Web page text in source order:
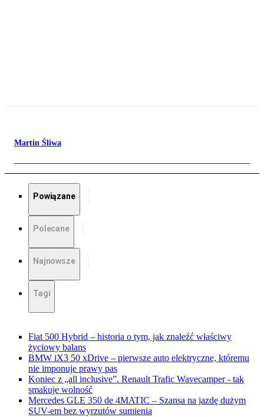
Martin Śliwa
Powiązane
Polecane
Najnowsze
Tagi
Fiat 500 Hybrid – historia o tym, jak znaleźć właściwy
życiowy balans
BMW iX3 50 xDrive – pierwsze auto elektryczne, któremu
nie imponuje prawy pas
Koniec z „all inclusive”. Renault Trafic Wavecamper - tak
smakuje wolność
Mercedes GLE 350 de 4MATIC – Szansa na jazdę dużym
SUV-em bez wyrzutów sumienia